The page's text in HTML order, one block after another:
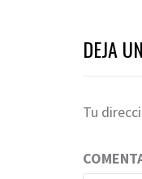
DEJA
Tu